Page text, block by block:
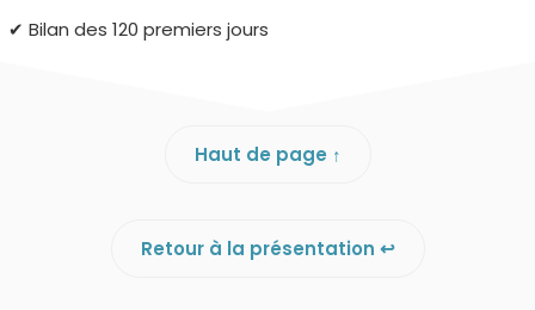
✔︎ Bilan des 120 premiers jours
Haut de page ↑
Retour à la présentation ↩︎